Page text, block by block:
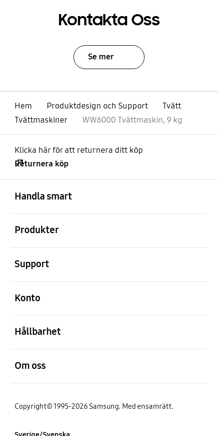
Kontakta Oss
Se mer
Hem Produktdesign och Support
Tvätt
Tvättmaskiner
WW6000 Tvättmaskin, 9 kg
Klicka här för att returnera ditt köp
Returnera köp
Handla smart
Produkter
Support
Konto
Hållbarhet
Om oss
Copyright© 1995-2026 Samsung. Med ensamrätt.